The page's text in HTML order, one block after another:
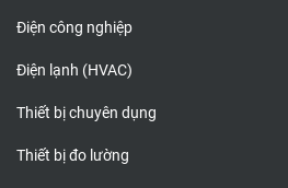
Điện công nghiệp
Điện lạnh (HVAC)
Thiết bị chuyên dụng
Thiết bị đo lường